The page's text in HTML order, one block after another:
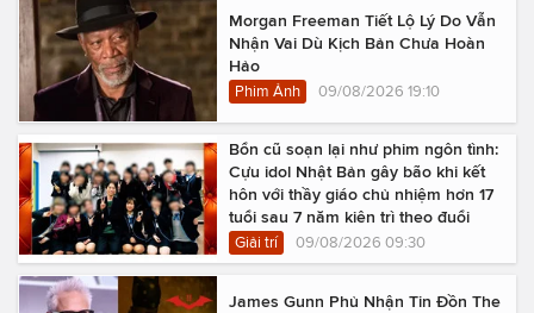
Morgan Freeman Tiết Lộ Lý Do Vẫn
Nhận Vai Dù Kịch Bản Chưa Hoàn
Hảo
Phim Ảnh 09/08/2026 19:10
Bổn cũ soạn lại như phim ngôn tình:
Cựu idol Nhật Bản gây bão khi kết
hôn với thầy giáo chủ nhiệm hơn 17
tuổi sau 7 năm kiên trì theo đuổi
Giải trí 09/08/2026 09:30
James Gunn Phủ Nhận Tin Đồn The